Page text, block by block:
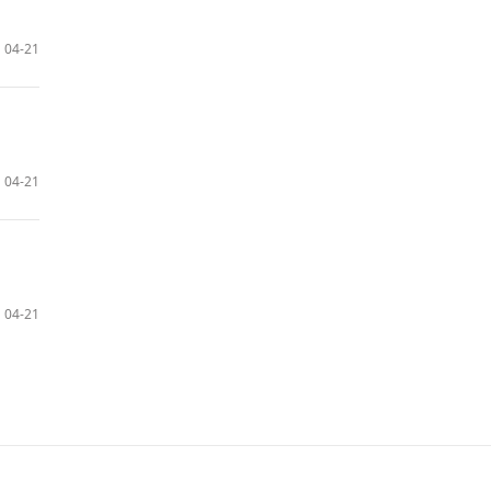
04-21
04-21
04-21